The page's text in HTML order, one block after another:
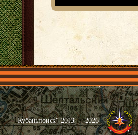
Главная Имена Общественные
"Кубаньпоиск" 2013 — 2026